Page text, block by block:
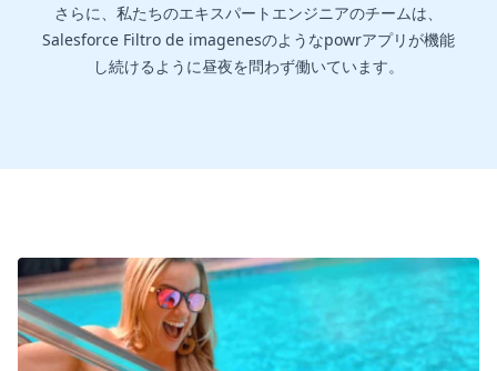
さらに、私たちのエキスパートエンジニアのチームは、
Salesforce Filtro de imagenesのようなpowrアプリが機能
し続けるように昼夜を問わず働いています。